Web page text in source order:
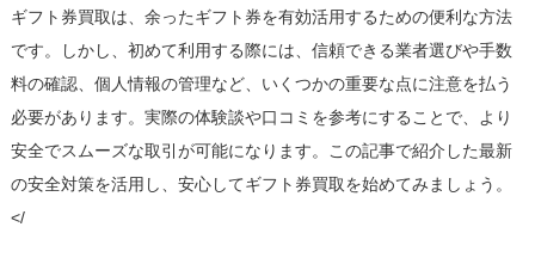
ギフト券買取は、余ったギフト券を有効活用するための便利な方法
です。しかし、初めて利用する際には、信頼できる業者選びや手数
料の確認、個人情報の管理など、いくつかの重要な点に注意を払う
必要があります。実際の体験談や口コミを参考にすることで、より
安全でスムーズな取引が可能になります。この記事で紹介した最新
の安全対策を活用し、安心してギフト券買取を始めてみましょう。
</